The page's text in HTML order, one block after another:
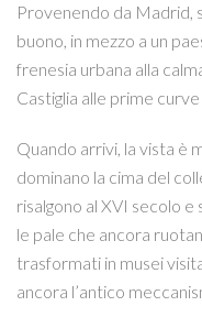
Provenendo da Madrid,
buono, in mezzo a un
frenesia urbana alla
Castiglia alle prime
Quando arrivi, la vista è
dominano la cima del
risalgono al XVI secolo
le pale che ancora
trasformati in musei
ancora l’antico